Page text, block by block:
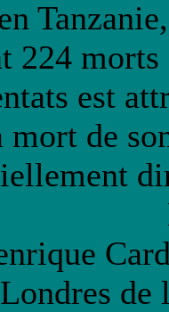
224
est
mort de